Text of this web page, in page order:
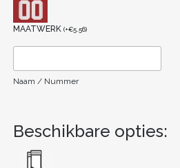
MAATWERK (+€5.56)
Naam / Nummer
Beschikbare opties: